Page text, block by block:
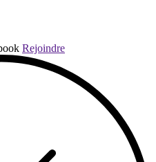
Rejoindre